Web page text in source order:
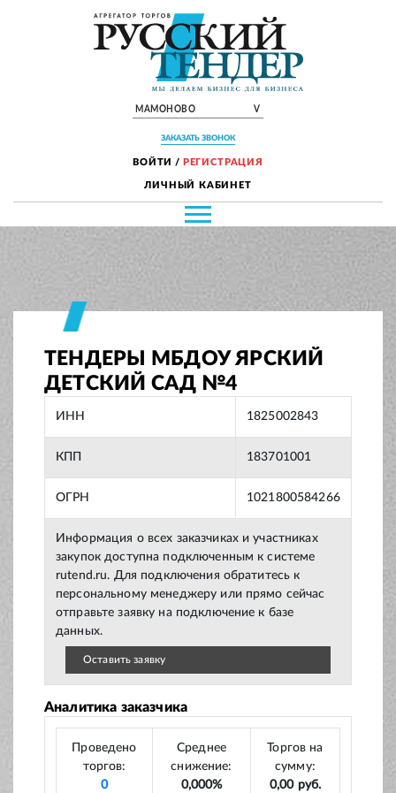
МАМОНОВО V
ЗАКАЗАТЬ ЗВОНОК
ВОЙТИ / РЕГИСТРАЦИЯ
ЛИЧНЫЙ КАБИНЕТ
ТЕНДЕРЫ МБДОУ ЯРСКИЙ
ДЕТСКИЙ САД №4
ИНН 1825002843
КПП 183701001
ОГРН 1021800584266
Информация о всех заказчиках и участниках
закупок доступна подключенным к системе
rutend.ru. Для подключения обратитесь к
персональному менеджеру или прямо сейчас
отправьте заявку на подключение к базе
данных.
Оставить заявку
Аналитика заказчика
Проведено
торгов:
0
Среднее
снижение:
0,000%
Торгов на
сумму:
0,00 руб.